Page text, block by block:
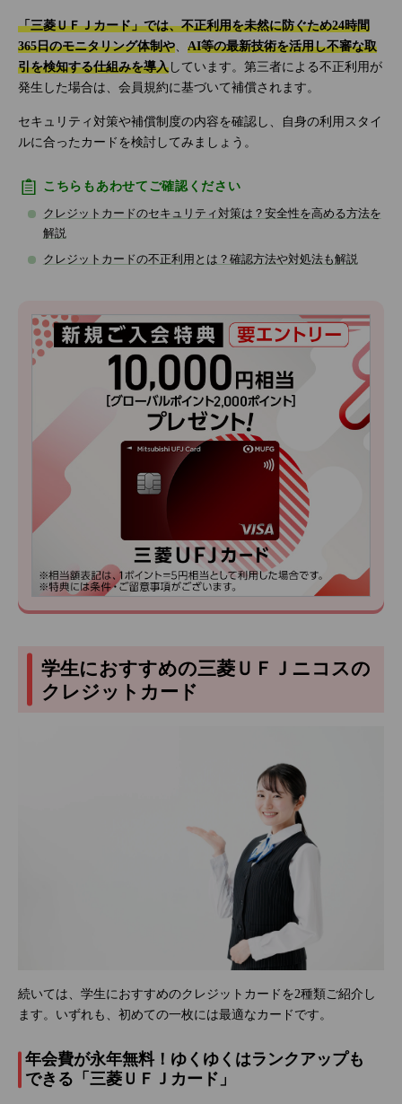
「三菱ＵＦＪカード」では、不正利用を未然に防ぐため24時間
365日のモニタリング体制や、 AI等の最新技術を活用し不審な取
引を検知する仕組みを導入 しています。第三者による不正利用が
発生した場合は、会員規約に基づいて補償されます。
セキュリティ対策や補償制度の内容を確認し、自身の利用スタイ
ルに合ったカードを検討してみましょう。
こちらもあわせてご確認ください
クレジットカードのセキュリティ対策は？安全性を高める方法を
解説
クレジットカードの不正利用とは？確認方法や対処法も解説
学生におすすめの三菱ＵＦＪニコスの
クレジットカード
続いては、学生におすすめのクレジットカードを2種類ご紹介し
ます。いずれも、初めての一枚には最適なカードです。
年会費が永年無料！ゆくゆくはランクアップも
できる「三菱ＵＦＪカード」